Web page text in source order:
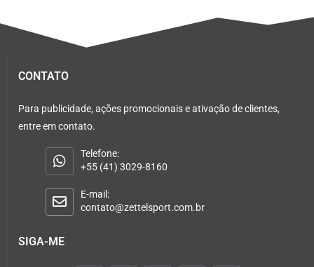
CONTATO
Para publicidade, ações promocionais e ativação de clientes,
entre em contato.
Telefone:
+55 (41) 3029-8160
E-mail:
contato@zettelsport.com.br
SIGA-ME